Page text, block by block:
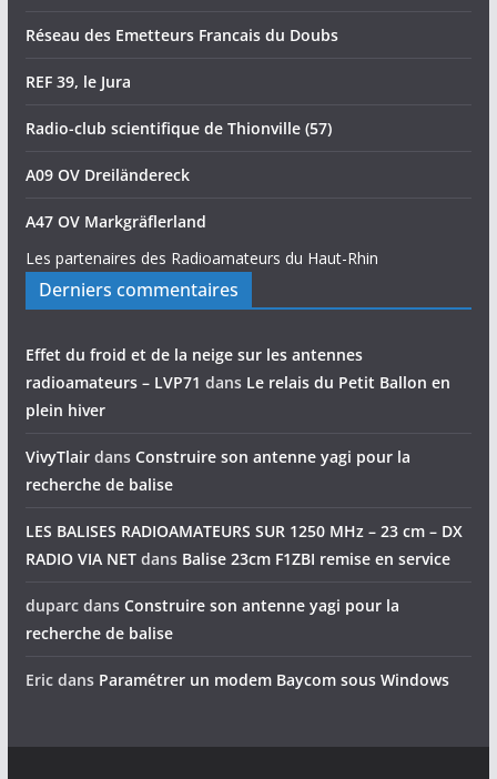
Réseau des Emetteurs Francais du Doubs
REF 39, le Jura
Radio-club scientifique de Thionville (57)
A09 OV Dreiländereck
A47 OV Markgräflerland
Les partenaires des Radioamateurs du Haut-Rhin
Derniers commentaires
Effet du froid et de la neige sur les antennes
radioamateurs – LVP71 dans Le relais du Petit Ballon en
plein hiver
VivyTlairdans Construire son antenne yagi pour la
recherche de balise
LES BALISES RADIOAMATEURS SUR 1250 MHz – 23 cm – DX
RADIO VIA NETdans Balise 23cm F1ZBI remise en service
duparcdans Construire son antenne yagi pour la
recherche de balise
Ericdans Paramétrer un modem Baycom sous Windows